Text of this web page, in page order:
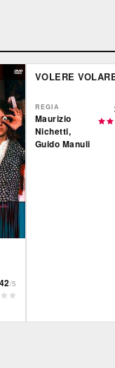
/5
VOLERE
REGIA
Maurizio
Nichetti,
Guido Manuli